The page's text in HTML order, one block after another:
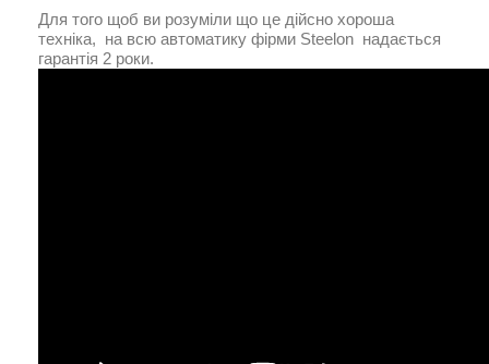
Для того щоб ви розуміли що це дійсно хороша
техніка, на всю автоматику фірми Steelon надається
гарантія 2 роки.